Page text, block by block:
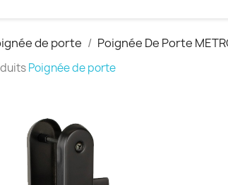
de porte Poignée De Porte
Poignée de porte